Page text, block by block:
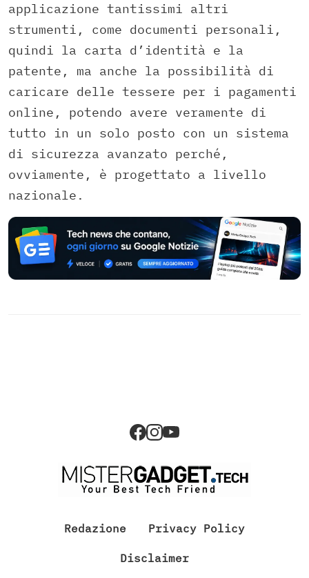
applicazione tantissimi altri
strumenti, come documenti personali,
quindi la carta d’identità e la
patente, ma anche la possibilità di
caricare delle tessere per i pagamenti
online, potendo avere veramente di
tutto in un solo posto con un sistema
di sicurezza avanzato perché,
ovviamente, è progettato a livello
nazionale.
Redazione Privacy Policy
Disclaimer